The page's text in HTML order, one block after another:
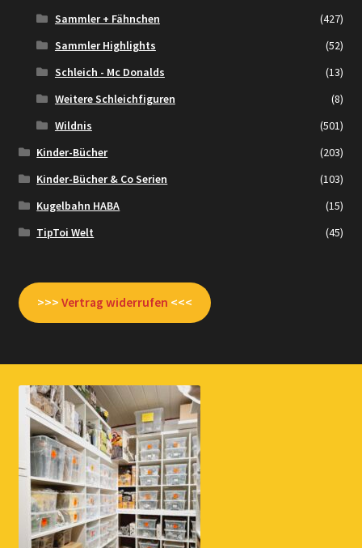
Sammler + Fähnchen
(427)
Sammler Highlights
(52)
Schleich - Mc Donalds
(13)
Weitere Schleichfiguren
(8)
Wildnis
(501)
Kinder-Bücher
(203)
Kinder-Bücher & Co Serien
(103)
Kugelbahn HABA
(15)
TipToi Welt
(45)
>>> Vertrag widerrufen <<<